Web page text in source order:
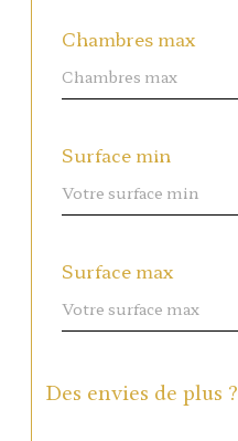
Chambres max
Surface min
Surface max
Des envies de plus ?